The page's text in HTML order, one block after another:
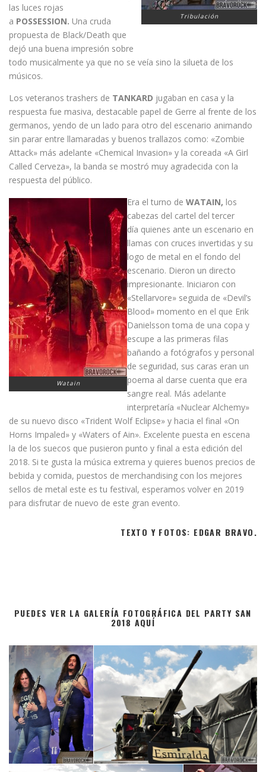
Tribulación
las luces rojas
a POSSESSION. Una cruda
propuesta de Black/Death que
dejó una buena impresión sobre
todo musicalmente ya que no se veía sino la silueta de los
músicos.
Los veteranos trashers de TANKARD jugaban en casa y la
respuesta fue masiva, destacable papel de Gerre al frente de los
germanos, yendo de un lado para otro del escenario animando
sin parar entre llamaradas y buenos trallazos como: «Zombie
Attack» más adelante «Chemical Invasion» y la coreada «A Girl
Called Cerveza», la banda se mostró muy agradecida con la
respuesta del público.
Watain
Era el turno de WATAIN, los
cabezas del cartel del tercer
día quienes ante un escenario en
llamas con cruces invertidas y su
logo de metal en el fondo del
escenario. Dieron un directo
impresionante. Iniciaron con
«Stellarvore» seguida de «Devil’s
Blood» momento en el que Erik
Danielsson toma de una copa y
escupe a las primeras filas
bañando a fotógrafos y personal
de seguridad, sus caras eran un
poema al darse cuenta que era
sangre real. Más adelante
interpretaría «Nuclear Alchemy»
de su nuevo disco «Trident Wolf Eclipse» y hacia el final «On
Horns Impaled» y «Waters of Ain». Excelente puesta en escena
la de los suecos que pusieron punto y final a esta edición del
2018. Si te gusta la música extrema y quieres buenos precios de
bebida y comida, puestos de merchandising con los mejores
sellos de metal este es tu festival, esperamos volver en 2019
para disfrutar de nuevo de este gran evento.
TEXTO Y FOTOS: EDGAR BRAVO.
PUEDES VER LA GALERÍA FOTOGRÁFICA DEL PARTY SAN
2018 AQUÍ